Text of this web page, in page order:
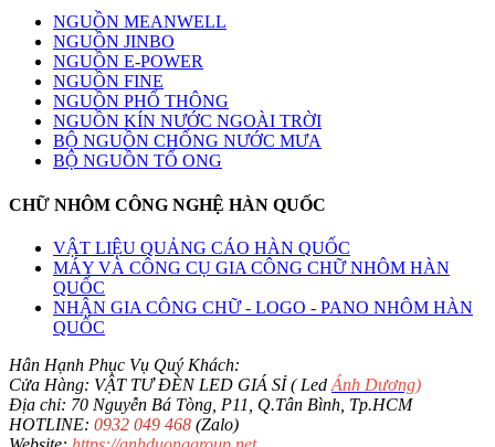
NGUỒN MEANWELL
NGUỒN JINBO
NGUỒN E-POWER
NGUỒN FINE
NGUỒN PHỔ THÔNG
NGUỒN KÍN NƯỚC NGOÀI TRỜI
BỘ NGUỒN CHỐNG NƯỚC MƯA
BỘ NGUỒN TỔ ONG
CHỮ NHÔM CÔNG NGHỆ HÀN QUỐC
VẬT LIỆU QUẢNG CÁO HÀN QUỐC
MÁY VÀ CÔNG CỤ GIA CÔNG CHỮ NHÔM HÀN
QUỐC
NHẬN GIA CÔNG CHỮ - LOGO - PANO NHÔM HÀN
QUỐC
Hân Hạnh Phục Vụ Quý Khách:
Cửa Hàng: VẬT TƯ ĐÈN LED GIÁ SỈ ( Led Ánh Dương)
Địa chỉ: 70 Nguyễn Bá Tòng, P11, Q.Tân Bình, Tp.HCM
HOTLINE: 0932 049 468 (Zalo)